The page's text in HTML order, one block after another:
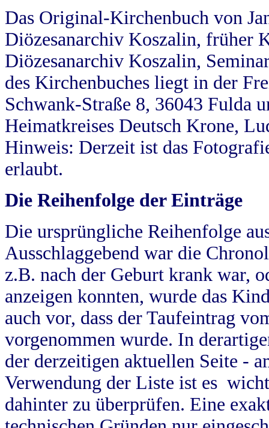
Das Original-Kirchenbuch von
Diözesanarchiv Koszalin, früher
Diözesanarchiv Koszalin,
des Kirchenbuches liegt in der
Schwank-Straße 8, 36043 Fulda
Heimatkreises Deutsch Krone,
Hinweis: Derzeit ist das
erlaubt.
Die Reihenfolge der Einträge
Die ursprüngliche Reihenfolge
Ausschlaggebend war die
z.B. nach der Geburt krank war,
anzeigen konnten, wurde das
auch vor, dass der Taufeintrag
vorgenommen wurde. In
der derzeitigen aktuellen Seite -
Verwendung der Liste ist es
dahinter zu überprüfen. Eine